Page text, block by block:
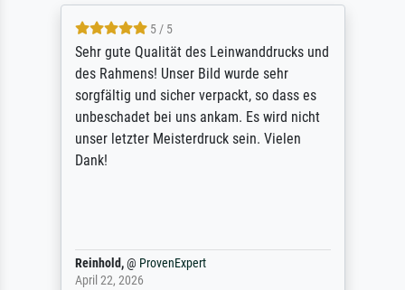
5 / 5
Sehr gute Qualität des Leinwanddrucks und
des Rahmens! Unser Bild wurde sehr
sorgfältig und sicher verpackt, so dass es
unbeschadet bei uns ankam. Es wird nicht
unser letzter Meisterdruck sein. Vielen
Dank!
Reinhold,@ ProvenExpert
April 22, 2026